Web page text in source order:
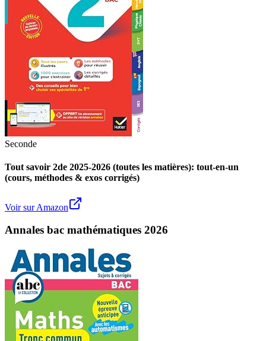
Seconde
Tout savoir 2de 2025-2026 (toutes les matières): tout-en-un
(cours, méthodes & exos corrigés)
Voir sur Amazon
Annales bac mathématiques 2026